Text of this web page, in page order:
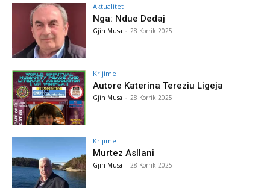
Aktualitet
Nga: Ndue Dedaj
Gjin Musa - 28 Korrik 2025
Krijime
Autore Katerina Tereziu Ligeja
Gjin Musa - 28 Korrik 2025
Krijime
Murtez Asllani
Gjin Musa - 28 Korrik 2025